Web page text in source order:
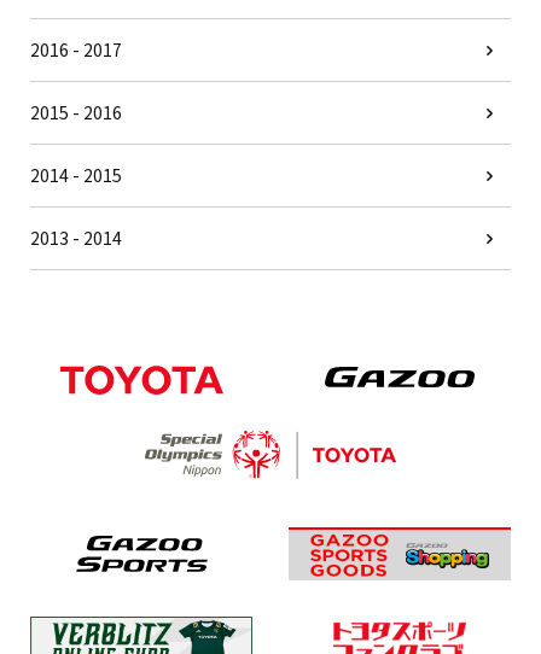
2016 - 2017
2015 - 2016
2014 - 2015
2013 - 2014